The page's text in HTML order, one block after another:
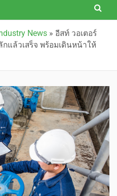
News » อีสท์ วอเตอร์
แล้วเสร็จ พร้อมเดินหน้าให้